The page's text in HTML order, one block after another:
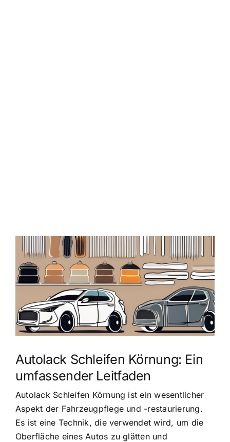
grösseres
Bild
Autolack Schleifen Körnung: Ein
umfassender Leitfaden
Autolack Schleifen Körnung ist ein wesentlicher
Aspekt der Fahrzeugpflege und -restaurierung.
Es ist eine Technik, die verwendet wird, um die
Oberfläche eines Autos zu glätten und